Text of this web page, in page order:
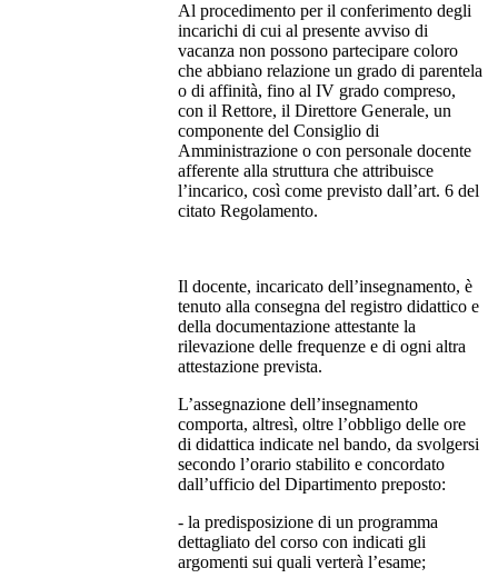
Al procedimento per il conferimento degli
incarichi di cui al presente avviso di
vacanza non possono partecipare coloro
che abbiano relazione un grado di parentela
o di affinità, fino al IV grado compreso,
con il Rettore, il Direttore Generale, un
componente del Consiglio di
Amministrazione o con personale docente
afferente alla struttura che attribuisce
l’incarico, così come previsto dall’art. 6 del
citato Regolamento.
Il docente, incaricato dell’insegnamento, è
tenuto alla consegna del registro didattico e
della documentazione attestante la
rilevazione delle frequenze e di ogni altra
attestazione prevista.
L’assegnazione dell’insegnamento
comporta, altresì, oltre l’obbligo delle ore
di didattica indicate nel bando, da svolgersi
secondo l’orario stabilito e concordato
dall’ufficio del Dipartimento preposto:
- la predisposizione di un programma
dettagliato del corso con indicati gli
argomenti sui quali verterà l’esame;